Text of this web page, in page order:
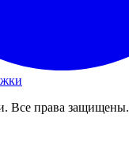
Все права защищены.